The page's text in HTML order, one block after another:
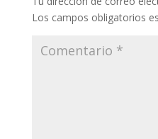
Los campos obligatorios